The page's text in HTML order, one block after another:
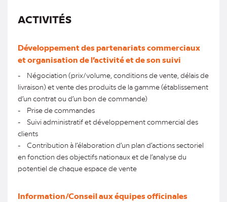
ACTIVITÉS
Développement des partenariats commerciaux
et organisation de l’activité et de son suivi
- Négociation (prix/volume, conditions de vente, délais de
livraison) et vente des produits de la gamme (établissement
d’un contrat ou d’un bon de commande)
- Prise de commandes
- Suivi administratif et développement commercial des
clients
- Contribution à l’élaboration d’un plan d’actions sectoriel
en fonction des objectifs nationaux et de l’analyse du
potentiel de chaque espace de vente
Information/Conseil aux équipes officinales